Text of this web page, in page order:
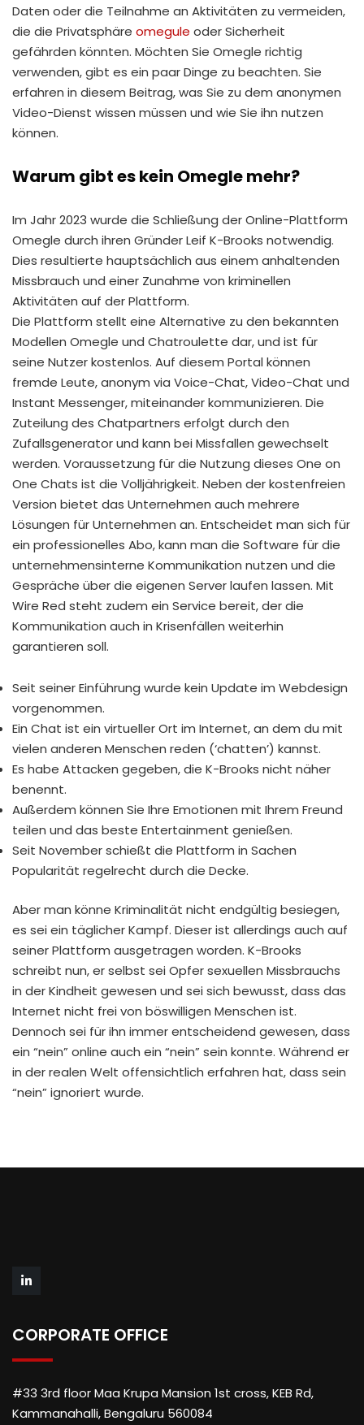
Daten oder die Teilnahme an Aktivitäten zu vermeiden,
die die Privatsphäre omegule oder Sicherheit
gefährden könnten. Möchten Sie Omegle richtig
verwenden, gibt es ein paar Dinge zu beachten. Sie
erfahren in diesem Beitrag, was Sie zu dem anonymen
Video-Dienst wissen müssen und wie Sie ihn nutzen
können.
Warum gibt es kein Omegle mehr?
Im Jahr 2023 wurde die Schließung der Online-Plattform
Omegle durch ihren Gründer Leif K-Brooks notwendig.
Dies resultierte hauptsächlich aus einem anhaltenden
Missbrauch und einer Zunahme von kriminellen
Aktivitäten auf der Plattform.
Die Plattform stellt eine Alternative zu den bekannten
Modellen Omegle und Chatroulette dar, und ist für
seine Nutzer kostenlos. Auf diesem Portal können
fremde Leute, anonym via Voice-Chat, Video-Chat und
Instant Messenger, miteinander kommunizieren. Die
Zuteilung des Chatpartners erfolgt durch den
Zufallsgenerator und kann bei Missfallen gewechselt
werden. Voraussetzung für die Nutzung dieses One on
One Chats ist die Volljährigkeit. Neben der kostenfreien
Version bietet das Unternehmen auch mehrere
Lösungen für Unternehmen an. Entscheidet man sich für
ein professionelles Abo, kann man die Software für die
unternehmensinterne Kommunikation nutzen und die
Gespräche über die eigenen Server laufen lassen. Mit
Wire Red steht zudem ein Service bereit, der die
Kommunikation auch in Krisenfällen weiterhin
garantieren soll.
Seit seiner Einführung wurde kein Update im Webdesign
vorgenommen.
Ein Chat ist ein virtueller Ort im Internet, an dem du mit
vielen anderen Menschen reden (‘chatten’) kannst.
Es habe Attacken gegeben, die K-Brooks nicht näher
benennt.
Außerdem können Sie Ihre Emotionen mit Ihrem Freund
teilen und das beste Entertainment genießen.
Seit November schießt die Plattform in Sachen
Popularität regelrecht durch die Decke.
Aber man könne Kriminalität nicht endgültig besiegen,
es sei ein täglicher Kampf. Dieser ist allerdings auch auf
seiner Plattform ausgetragen worden. K-Brooks
schreibt nun, er selbst sei Opfer sexuellen Missbrauchs
in der Kindheit gewesen und sei sich bewusst, dass das
Internet nicht frei von böswilligen Menschen ist.
Dennoch sei für ihn immer entscheidend gewesen, dass
ein “nein” online auch ein “nein” sein konnte. Während er
in der realen Welt offensichtlich erfahren hat, dass sein
“nein” ignoriert wurde.
CORPORATE OFFICE
#33 3rd floor Maa Krupa Mansion 1st cross, KEB Rd,
Kammanahalli, Bengaluru 560084